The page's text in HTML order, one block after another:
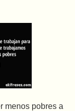
menos pobres a